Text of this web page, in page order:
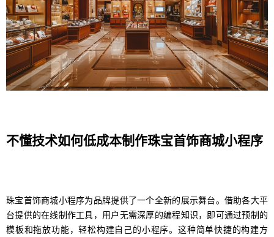
不懂技术如何低成本制作珠宝首饰商城小程序
珠宝首饰商城小程序为品牌提供了一个全新的展示舞台。借助各大平
台提供的在线制作工具，用户无需深厚的编程知识，即可通过预制的
模板和拖放功能，轻松构建自己的小程序。这种简单快捷的构建方